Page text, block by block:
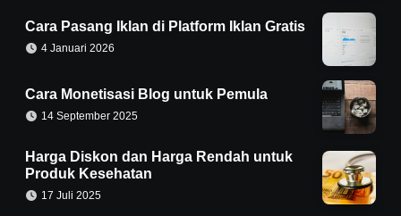
Cara Pasang Iklan di Platform Iklan Gratis
4 Januari 2026
Cara Monetisasi Blog untuk Pemula
14 September 2025
Harga Diskon dan Harga Rendah untuk
Produk Kesehatan
17 Juli 2025